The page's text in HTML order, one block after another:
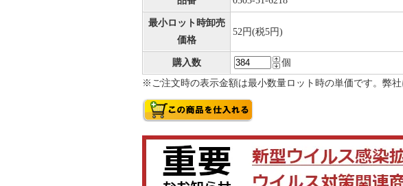
最小ロット時卸売
価格
52円(税5円)
購入数
個
※ご注文時の表示金額は最小数量ロット時の単価です。弊